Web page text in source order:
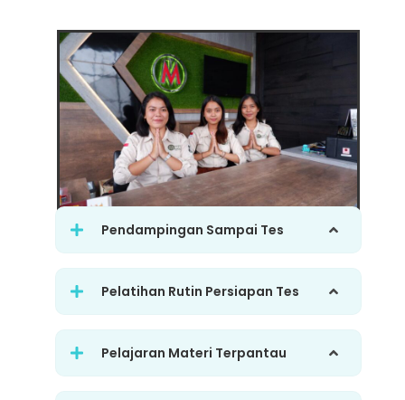
Pendampingan Sampai Tes
Pelatihan Rutin Persiapan Tes
Pelajaran Materi Terpantau